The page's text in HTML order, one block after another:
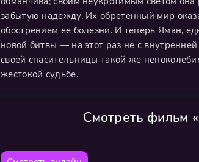
забытую надежду. Их обретенный мир
обострением ее болезни. И теперь Яман,
новой битвы — на этот раз не с
своей спасительницы такой же
жестокой судьбе.
Смотреть фильм